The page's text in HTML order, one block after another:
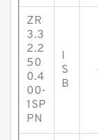
ZR
3.3
2.2
50
0.4
00-
1SP
PN
I
S
B